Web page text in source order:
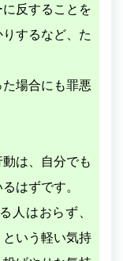
反することを
するなど、た
場合にも罪悪
は、自分でも
はずです。
人はおらず、
という軽い気持